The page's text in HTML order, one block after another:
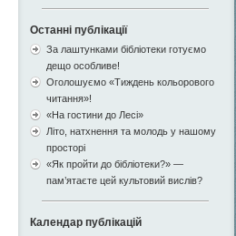
Останні публікації
За лаштунками бібліотеки готуємо
дещо особливе!
Оголошуємо «Тиждень кольорового
читання»!
«На гостини до Лесі»
Літо, натхнення та молодь у нашому
просторі
«Як пройти до бібліотеки?» —
пам’ятаєте цей культовий вислів?
Календар публікацій